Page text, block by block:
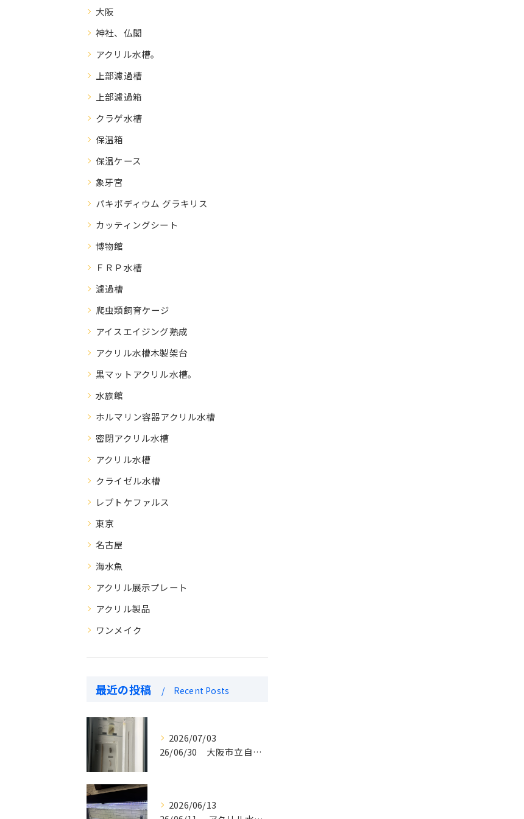
大阪
神社、仏閣
アクリル水槽。
上部濾過槽
上部濾過箱
クラゲ水槽
保温箱
保温ケース
象牙宮
パキポディウム グラキリス
カッティングシート
博物館
ＦＲＰ水槽
濾過槽
爬虫類飼育ケージ
アイスエイジング熟成
アクリル水槽木製架台
黒マットアクリル水槽。
水族館
ホルマリン容器アクリル水槽
密閉アクリル水槽
アクリル水槽
クライゼル水槽
レプトケファルス
東京
名古屋
海水魚
アクリル展示プレート
アクリル製品
ワンメイク
最近の投稿 Recent Posts
2026/07/03
26/06/30 大阪市立自然史博物館 アクリル密閉水槽 納入いたしました。
2026/06/13